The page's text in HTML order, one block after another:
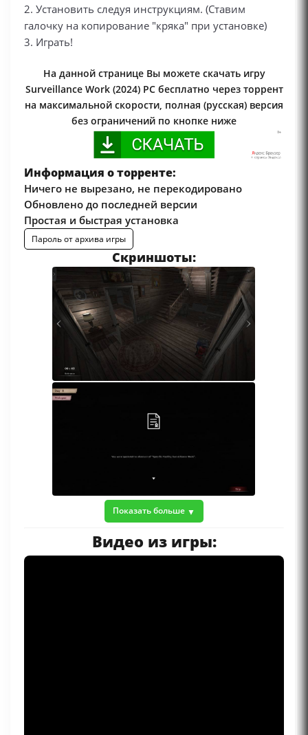
2. Установить следуя инструкциям. (Ставим
галочку на копирование "кряка" при установке)
3. Играть!
На данной странице Вы можете скачать игру
Surveillance Work (2024) PC бесплатно через торрент
на максимальной скорости, полная (русская) версия
без ограничений по кнопке ниже
Информация о торренте:
Ничего не вырезано, не перекодировано
Обновлено до последней версии
Простая и быстрая установка
Пароль от архива игры
Скриншоты:
Показать больше
Видео из игры: